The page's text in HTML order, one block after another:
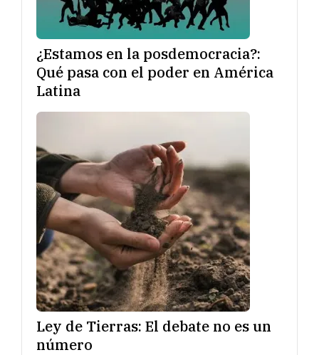
¿Estamos en la posdemocracia?:
Qué pasa con el poder en América
Latina
Ley de Tierras: El debate no es un
número